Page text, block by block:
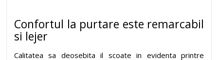
Confortul la purtare este remarcabil
si lejer
Calitatea sa deosebita il scoate in evidenta printre